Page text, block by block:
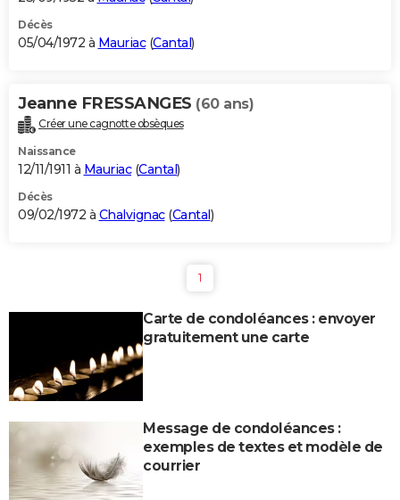
Décès
05/04/1972 à Mauriac(Cantal)
Jeanne FRESSANGES (60 ans)
Créer une cagnotte obsèques
Naissance
12/11/1911 à Mauriac(Cantal)
Décès
09/02/1972 à Chalvignac(Cantal)
1
Carte de condoléances : envoyer
gratuitement une carte
Message de condoléances :
exemples de textes et modèle de
courrier